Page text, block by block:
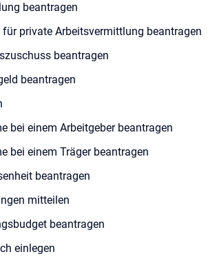
beantragen
für private Arbeitsvermittlung beantragen
beantragen
beantragen
bei einem Arbeitgeber beantragen
bei einem Träger beantragen
beantragen
mitteilen
beantragen
einlegen